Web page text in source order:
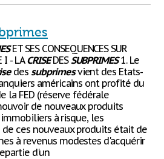
ET SES CONSEQUENCES SUR
I - LACRISEDESSUBPRIMES1. Le
des subprimesvient des Etats-
américains ont profité du
la FED (réserve fédérale
de nouveaux produits
à risque, les
de ces nouveaux produits était de
à revenus modestes d'acquérir
d'un